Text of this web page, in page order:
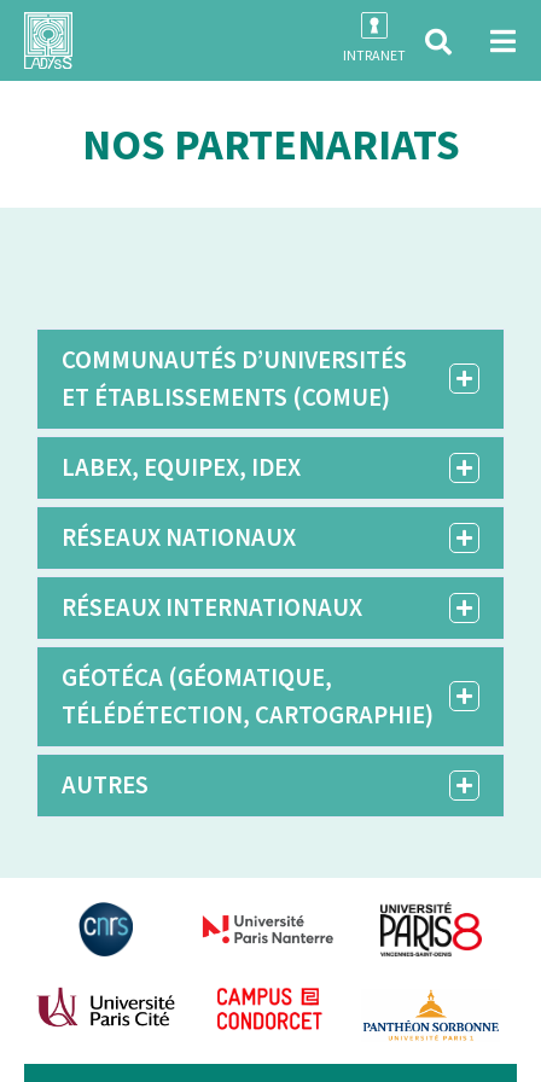
INTRANET
NOS PARTENARIATS
COMMUNAUTÉS D’UNIVERSITÉS
ET ÉTABLISSEMENTS (COMUE)
LABEX, EQUIPEX, IDEX
RÉSEAUX NATIONAUX
RÉSEAUX INTERNATIONAUX
GÉOTÉCA (GÉOMATIQUE,
TÉLÉDÉTECTION, CARTOGRAPHIE)
AUTRES